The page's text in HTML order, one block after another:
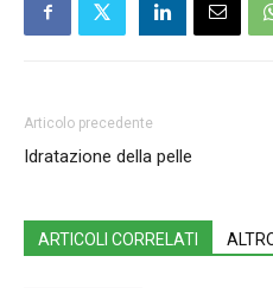
Articolo precedente
Idratazione della pelle
ARTICOLI CORRELATI